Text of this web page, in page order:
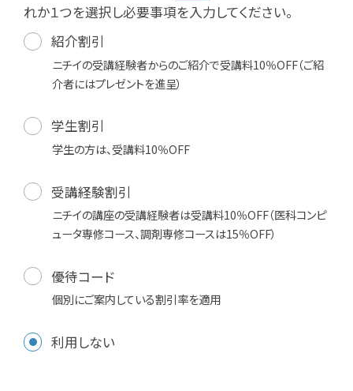
れか１つを選択し必要事項を入力してください。
紹介割引
ニチイの受講経験者からのご紹介で受講料10％OFF（ご紹
介者にはプレゼントを進呈）
学生割引
学生の方は、受講料10％OFF
受講経験割引
ニチイの講座の受講経験者は受講料10％OFF（医科コンピ
ュータ専修コース、調剤専修コースは15％OFF）
優待コード
個別にご案内している割引率を適用
利用しない